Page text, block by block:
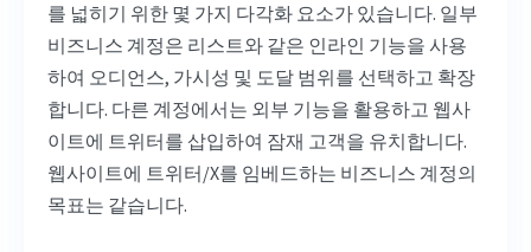
를 넓히기 위한 몇 가지 다각화 요소가 있습니다. 일부
비즈니스 계정은 리스트와 같은 인라인 기능을 사용
하여 오디언스, 가시성 및 도달 범위를 선택하고 확장
합니다. 다른 계정에서는 외부 기능을 활용하고 웹사
이트에 트위터를 삽입하여 잠재 고객을 유치합니다.
웹사이트에 트위터/X를 임베드하는 비즈니스 계정의
목표는 같습니다.